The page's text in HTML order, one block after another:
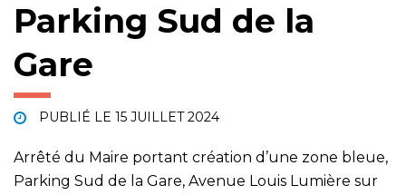
Parking Sud de la
Gare
PUBLIÉ LE 15 JUILLET 2024
Arrêté du Maire portant création d’une zone bleue,
Parking Sud de la Gare, Avenue Louis Lumière sur